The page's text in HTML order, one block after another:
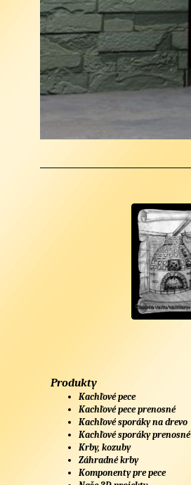
Produkty
Kachľové pece
Kachľové pece prenosné
Kachľové sporáky na drevo
Kachľové sporáky prenosné
Krby, kozuby
Záhradné krby
Komponenty pre pece